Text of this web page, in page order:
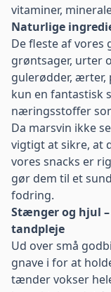
vitaminer,
Naturlige
De fleste af
grøntsager, urter
gulerødder,
kun en fantastisk
næringsstoffer
Da marsvin ikke
vigtigt at sikre, at
vores snacks er
gør dem til et
fodring.
Stænger og hjul
tandpleje
Ud over små
gnave i for at
tænder vokser